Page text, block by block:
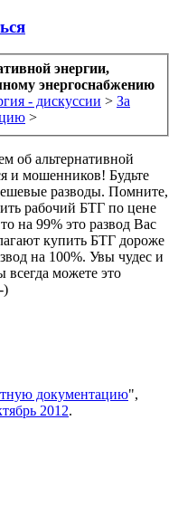
энергии,
энергоснабжению
- дискуссии > За
>
об альтернативной
и мошенников! Будьте
разводы. Помните,
рабочий БТГ по цене
на 99% это развод Вас
купить БТГ дороже
на 100%. Увы чудес и
всегда можете это
)
документацию",
2012.